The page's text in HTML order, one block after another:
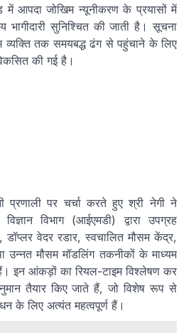
में आपदा जोखिम न्यूनीकरण के प्रयासों में
भागीदारी सुनिश्चित की जाती है। सूचना
व्यक्ति तक समयबद्ध ढंग से पहुंचाने के लिए
की गई है।
प्रणाली पर चर्चा करते हुए श्री नेगी ने
विभाग (आईएमडी) द्वारा उपग्रह
वेदर रडार, स्वचालित मौसम केंद्र,
उन्नत मौसम मॉडलिंग तकनीकों के माध्यम
इन आंकड़ों का रियल-टाइम विश्लेषण कर
तैयार किए जाते हैं, जो विशेष रूप से
के लिए अत्यंत महत्वपूर्ण हैं।